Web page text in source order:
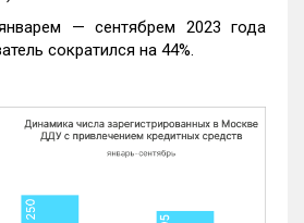
— сентябрем 2023 года
сократился на 44%.